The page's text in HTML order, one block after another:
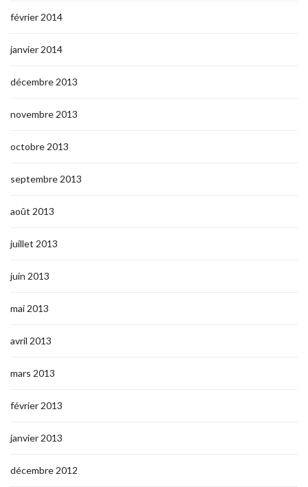
février 2014
janvier 2014
décembre 2013
novembre 2013
octobre 2013
septembre 2013
août 2013
juillet 2013
juin 2013
mai 2013
avril 2013
mars 2013
février 2013
janvier 2013
décembre 2012